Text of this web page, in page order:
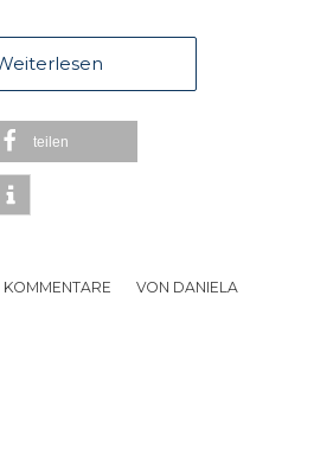
teilen
KOMMENTARE
/ VON DANIELA